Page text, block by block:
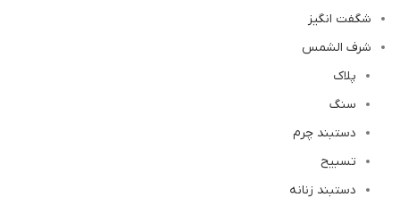
شگفت انگیز
شرف الشمس
پلاک
سنگ
دستبند چرم
تسبیح
دستبند زنانه